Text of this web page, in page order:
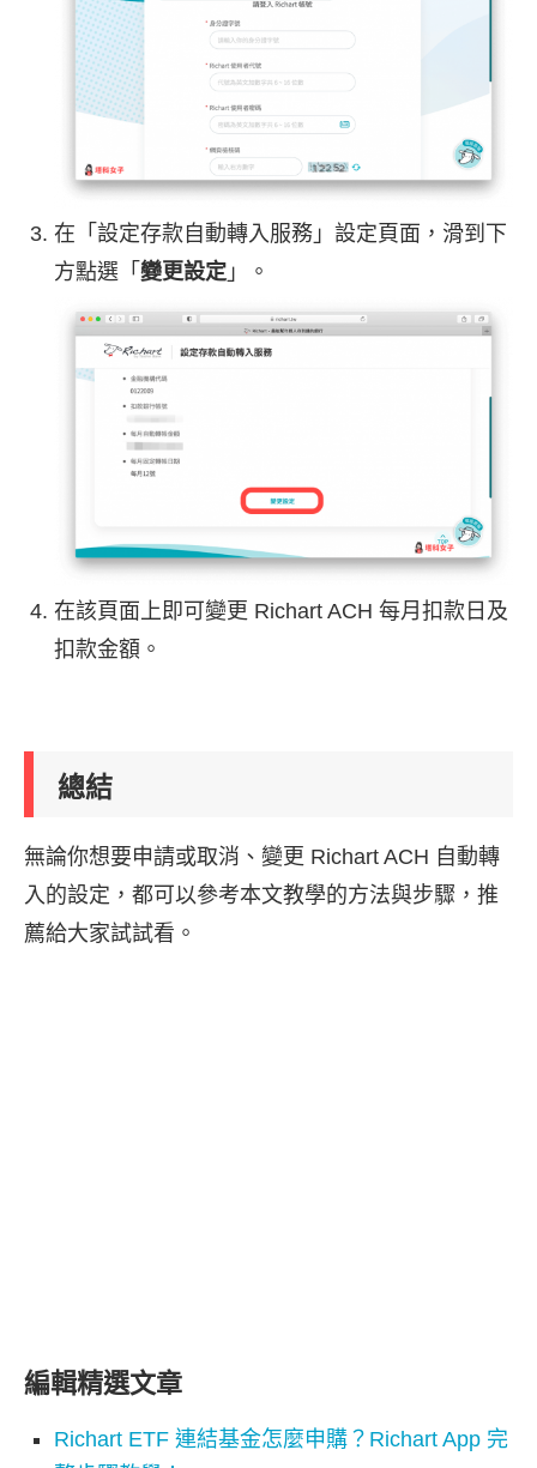
在「設定存款自動轉入服務」設定頁面，滑到下
方點選「 變更設定 」。
在該頁面上即可變更 Richart ACH 每月扣款日及
扣款金額。
總結
無論你想要申請或取消、變更 Richart ACH 自動轉
入的設定，都可以參考本文教學的方法與步驟，推
薦給大家試試看。
編輯精選文章
Richart ETF 連結基金怎麼申購？Richart App 完